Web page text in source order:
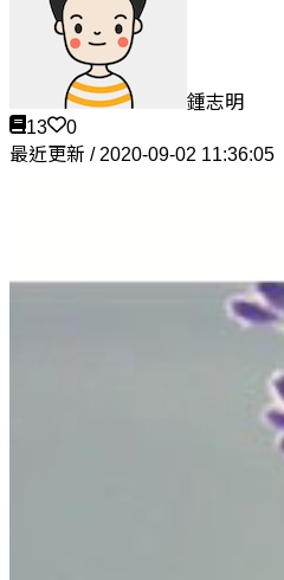
鍾志明
13
0
最近更新 / 2020-09-02 11:36:05